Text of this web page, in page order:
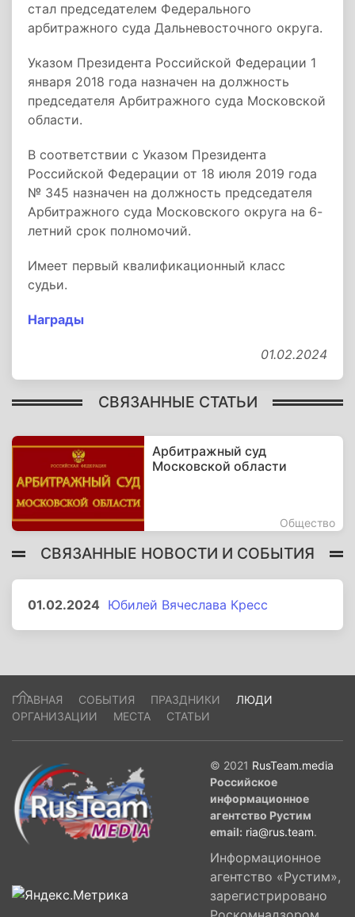
стал председателем Федерального
арбитражного суда Дальневосточного округа.
Указом Президента Российской Федерации 1
января 2018 года назначен на должность
председателя Арбитражного суда Московской
области.
В соответствии с Указом Президента
Российской Федерации от 18 июля 2019 года
№ 345 назначен на должность председателя
Арбитражного суда Московского округа на 6-
летний срок полномочий.
Имеет первый квалификационный класс
судьи.
Награды
01.02.2024
СВЯЗАННЫЕ СТАТЬИ
Арбитражный суд
Московской области
Общество
СВЯЗАННЫЕ НОВОСТИ И СОБЫТИЯ
01.02.2024 Юбилей Вячеслава Кресс
ГЛАВНАЯ СОБЫТИЯ ПРАЗДНИКИ
ЛЮДИ
ОРГАНИЗАЦИИ
МЕСТА СТАТЬИ
© 2021 RusTeam.media
Российское
информационное
агентство Рустим
email: ria@rus.team.
Информационное
агентство «Рустим»,
зарегистрировано